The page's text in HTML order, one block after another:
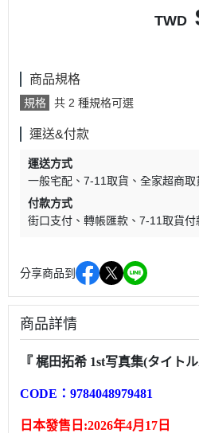
TWD
商品規格
規格 共 2 種規格可選
運送&付款
運送方式
一般宅配
7-11取貨
全家超商取
付款方式
街口支付
轉帳匯款 7-11取貨付
分享商品到
商品詳情
『 梶田拓希 1st写真集(タイト
CODE： 9784048979481
日本發售日:2026年4月17日